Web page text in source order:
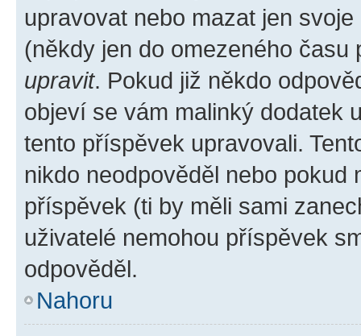
upravovat nebo mazat jen
(někdy jen do omezeného
upravit. Pokud již někdo
objeví se vám malinký dodatek
tento příspěvek upravovali.
nikdo neodpověděl nebo pokud
příspěvek (ti by měli sami
uživatelé nemohou příspěvek
odpověděl.
Nahoru